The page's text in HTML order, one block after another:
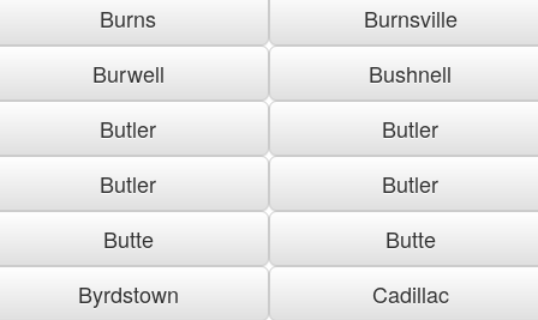
Burns
Burnsville
Burwell
Bushnell
Butler
Butler
Butler
Butler
Butte
Butte
Byrdstown
Cadillac